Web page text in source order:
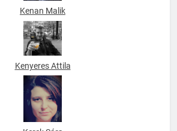
Kenan Malik
Kenyeres Attila